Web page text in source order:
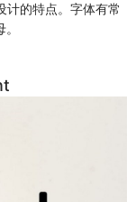
计的特点。字体有常